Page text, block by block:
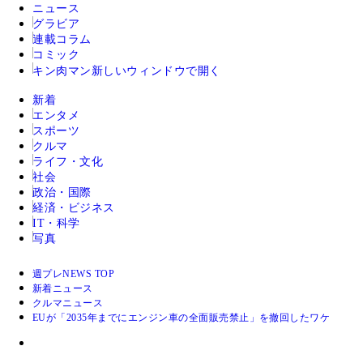
ニュース
グラビア
連載コラム
コミック
キン肉マン 新しいウィンドウで開く
新着
エンタメ
スポーツ
クルマ
ライフ・文化
社会
政治・国際
経済・ビジネス
IT・科学
写真
週プレNEWS TOP
新着ニュース
クルマニュース
EUが「2035年までにエンジン車の全面販売禁止」を撤回したワケ